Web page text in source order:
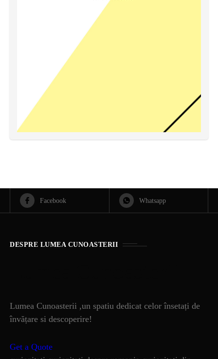
Facebook Whatsapp
DESPRE LUMEA CUNOASTERII
Lumea Cunoasterii ,un spatiu dedicat celor însetați de
învățare si descoperire!
Get a Quote